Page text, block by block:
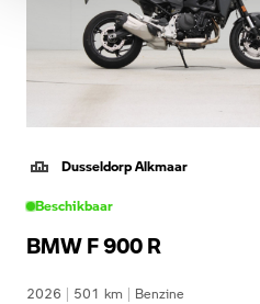
Dusseldorp Alkmaar
Beschikbaar
BMW F 900 R
2026 | 501 km | Benzine